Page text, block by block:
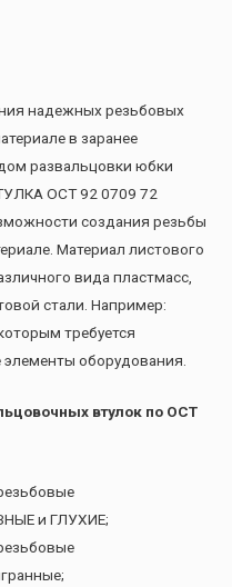
надежных резьбовых
в заранее
развальцовки юбки
ОСТ 92 0709 72
создания резьбы
Материал листового
вида пластмасс,
стали. Например:
требуется
элементы оборудования.
втулок по ОСТ
и ГЛУХИЕ;